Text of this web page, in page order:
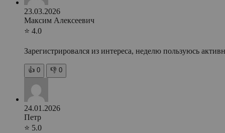
23.03.2026
Максим Алексеевич
⭐ 4.0
Зарегистрировался из интереса, неделю пользуюсь
👍 0 👎 0
24.01.2026
Петр
⭐ 5.0